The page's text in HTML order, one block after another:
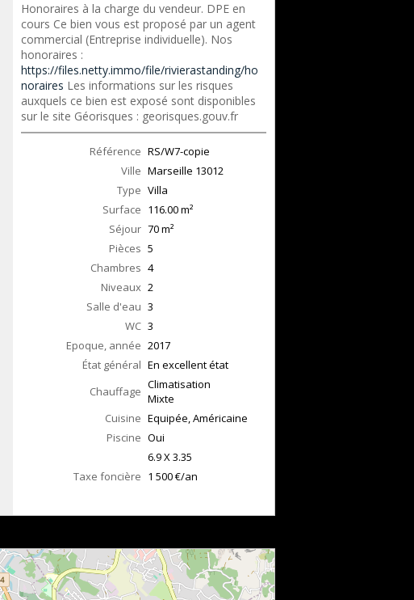
Honoraires à la charge du vendeur. DPE en
cours Ce bien vous est proposé par un agent
commercial (Entreprise individuelle). Nos
honoraires :
https://files.netty.immo/file/rivierastanding/ho
noraires Les informations sur les risques
auxquels ce bien est exposé sont disponibles
sur le site Géorisques : georisques.gouv.fr
Référence RS/W7-copie
Ville Marseille 13012
Type Villa
Surface 116.00m²
Séjour 70m²
Pièces 5
Chambres 4
Niveaux 2
Salle d'eau 3
WC 3
Epoque, année 2017
État général En excellent état
Chauffage Climatisation
Mixte
Cuisine Equipée, Américaine
Piscine Oui
6.9 X 3.35
Taxe foncière 1 500 €/an